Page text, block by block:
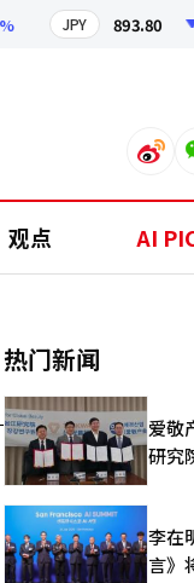
JPY 893.80
观点 AI
热门新闻
爱敬
研究
李在
言》